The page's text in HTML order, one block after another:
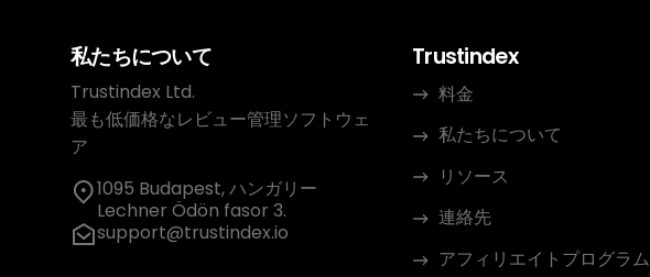
私たちについて
Trustindex Ltd.
最も低価格なレビュー管理ソフトウェ
ア
1095 Budapest, ハンガリー
Lechner Ödön fasor 3.
support@trustindex.io
Trustindex
料金
私たちについて
リソース
連絡先
アフィリエイトプログラム